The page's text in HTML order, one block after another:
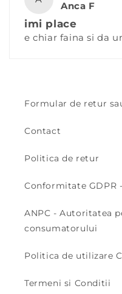
Anca F
imi place
e chiar faina si da
Formular de retur
Contact
Politica de retur
Conformitate GDPR
ANPC - Autoritatea
consumatorului
Politica de utilizare
Termeni si Conditii